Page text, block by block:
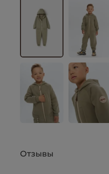
Отзывы